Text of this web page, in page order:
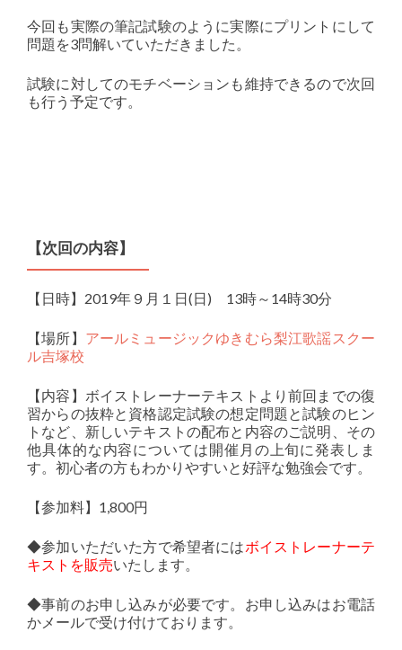
今回も実際の筆記試験のように実際にプリントにして
問題を3問解いていただきました。
試験に対してのモチベーションも維持できるので次回
も行う予定です。
【次回の内容】
【日時】2019年９月１日(日) 13時～14時30分
【場所】 アールミュージックゆきむら梨江歌謡スクー
ル吉塚校
【内容】ボイストレーナーテキストより前回までの復
習からの抜粋と資格認定試験の想定問題と試験のヒン
トなど、新しいテキストの配布と内容のご説明、その
他具体的な内容については開催月の上旬に発表しま
す。初心者の方もわかりやすいと好評な勉強会です。
【参加料】1,800円
◆参加いただいた方で希望者にはボイストレーナーテ
キストを販売いたします。
◆事前のお申し込みが必要です。お申し込みはお電話
かメールで受け付けております。